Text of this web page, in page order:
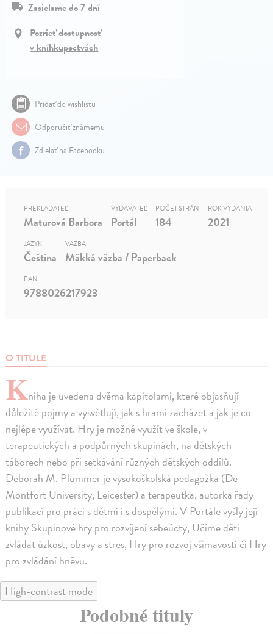
Zasielame do 7 dní
Pozrieť dostupnosť
v kníhkupectvách
Pridať do wishlistu
Odporučiť známemu
Zdielať na Facebooku
O TITULE
Kniha je uvedena dvěma kapitolami, které objasňují
důležité pojmy a vysvětlují, jak s hrami zacházet a jak je co
nejlépe využívat. Hry je možné využít ve škole, v
terapeutických a podpůrných skupinách, na dětských
táborech nebo při setkávání různých dětských oddílů.
Deborah M. Plummer je vysokoškolská pedagožka (De
Montfort University, Leicester) a terapeutka, autorka řady
publikací pro práci s dětmi i s dospělými. V Portále vyšly její
knihy Skupinové hry pro rozvíjení sebeúcty, Učíme děti
zvládat úzkost, obavy a stres, Hry pro rozvoj všímavosti či Hry
pro zvládání hněvu.
PREKLADATEĽ
Maturová Barbora
VYDAVATEĽ
Portál
POČET STRÁN
184
ROK VYDANIA
2021
JAZYK
Čeština
VÄZBA
Mäkká väzba / Paperback
EAN
9788026217923
High-contrast mode
Podobné tituly